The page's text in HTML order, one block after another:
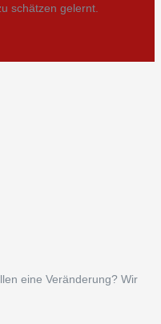
schätzen gelernt.
eine Veränderung? Wir